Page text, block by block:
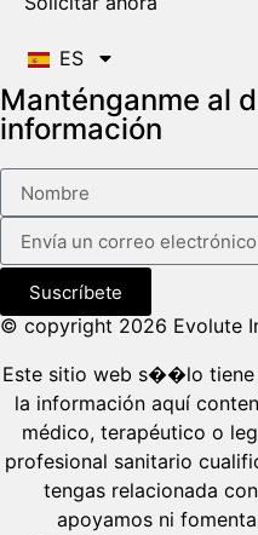
ES
Manténganme al
información
Suscríbete
© copyright 2026 Evolute
Este sitio web s��lo tiene
la información aquí
médico, terapéutico o
profesional sanitario
tengas relacionada
apoyamos ni